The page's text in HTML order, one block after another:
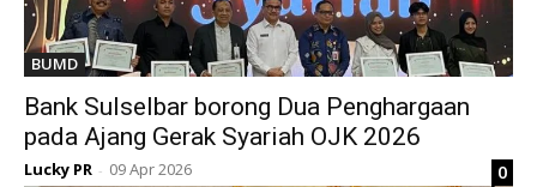
BUMD
Bank Sulselbar borong Dua Penghargaan
pada Ajang Gerak Syariah OJK 2026
Lucky PR - 09 Apr 2026 0